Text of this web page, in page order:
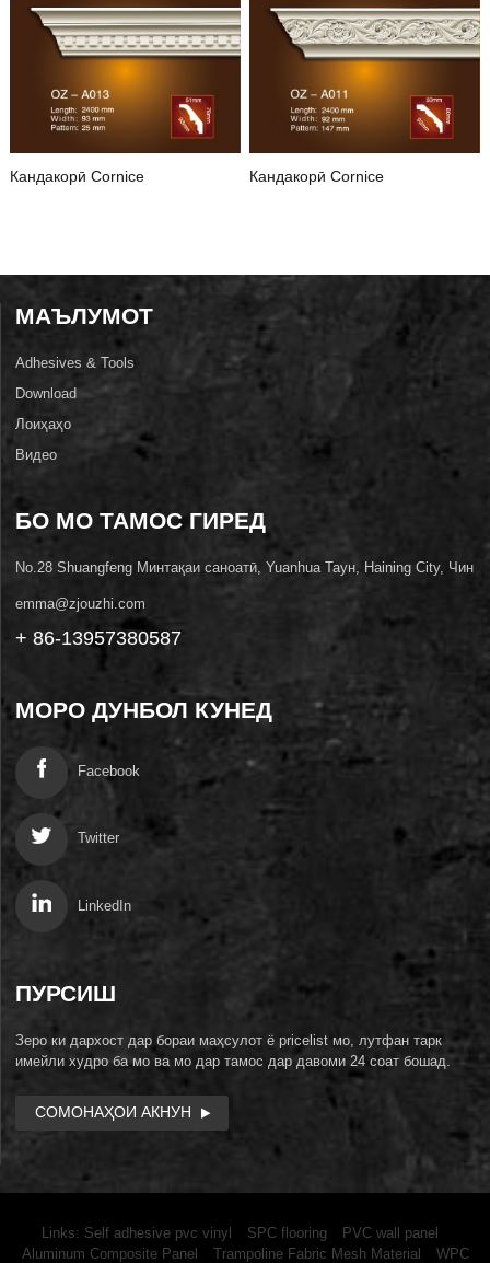
Кандакорӣ Cornice
Кандакорӣ Cornice
МАЪЛУМОТ
Adhesives & Tools
Download
Лоиҳаҳо
Видео
БО МО ТАМОС ГИРЕД
No.28 Shuangfeng Минтақаи саноатӣ, Yuanhua Таун, Haining City, Чин
emma@zjouzhi.com
+ 86-13957380587
МОРО ДУНБОЛ КУНЕД
Facebook
Twitter
LinkedIn
ПУРСИШ
Зеро ки дархост дар бораи маҳсулот ё pricelist мо, лутфан тарк
имейли худро ба мо ва мо дар тамос дар давоми 24 соат бошад.
СОМОНАҲОИ АКНУН
Links: Self adhesive pvc vinyl SPC flooring
PVC wall panel
Aluminum Composite Panel
Trampoline Fabric Mesh Material WPC